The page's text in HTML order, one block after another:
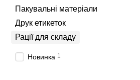
Пакувальні матеріали
Друк етикеток
Рації для складу
Новинка 1